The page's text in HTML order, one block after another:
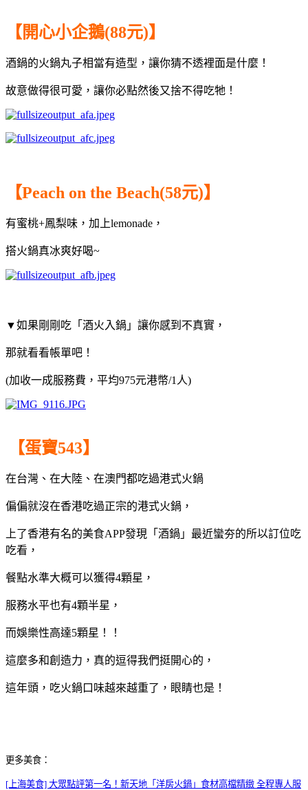
【開心小企鵝(88元)】
酒鍋的火鍋丸子相當有造型，讓你猜不透裡面是什麼！
故意做得很可愛，讓你必點然後又捨不得吃牠！
【Peach on the Beach(58元)】
有蜜桃+鳳梨味，加上lemonade，
搭火鍋真冰爽好喝~
▼如果剛剛吃「酒火入鍋」讓你感到不真實，
那就看看帳單吧！
(加收一成服務費，平均975元港幣/1人)
【蛋寶543】
在台灣、在大陸、在澳門都吃過港式火鍋
偏偏就沒在香港吃過正宗的港式火鍋，
上了香港有名的美食APP發現「酒鍋」最近蠻夯的所以訂位吃
吃看，
餐點水準大概可以獲得4顆星，
服務水平也有4顆半星，
而娛樂性高達5顆星！！
這麼多和創造力，真的逗得我們挺開心的，
這年頭，吃火鍋口味越來越重了，眼睛也是！
更多美食：
[上海美食] 大眾點評第一名！新天地「洋房火鍋」食材高檔精緻 全程專人服